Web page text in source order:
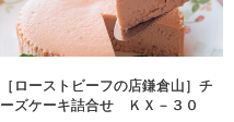
［ローストビーフの店鎌倉山］チ
ーズケーキ詰合せ ＫＸ－３０